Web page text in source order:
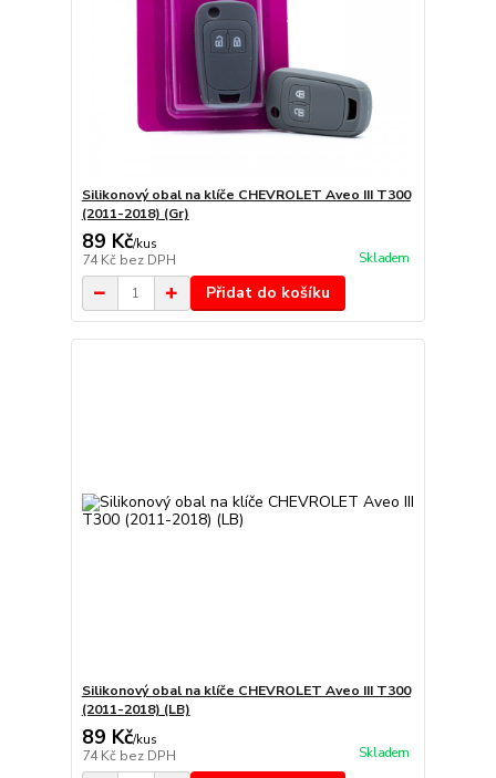
Silikonový obal na klíče CHEVROLET Aveo III T300
(2011-2018) (Gr)
89 Kč/kus
74 Kč bez DPH Skladem
Přidat do košíku
Silikonový obal na klíče CHEVROLET Aveo III T300
(2011-2018) (LB)
89 Kč/kus
74 Kč bez DPH Skladem